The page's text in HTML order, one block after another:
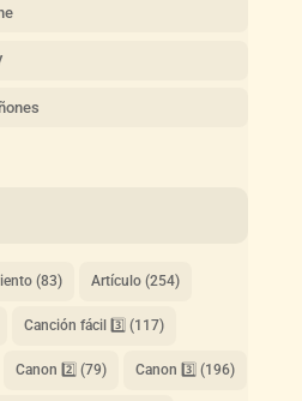
(83) Artículo(254)
Canción fácil 3️⃣ (117)
Canon 2️⃣ (79) Canon 3️⃣ (196)